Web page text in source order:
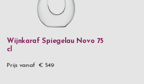
Wijnkaraf Spiegelau Novo 75
cl
Prijs vanaf € 549